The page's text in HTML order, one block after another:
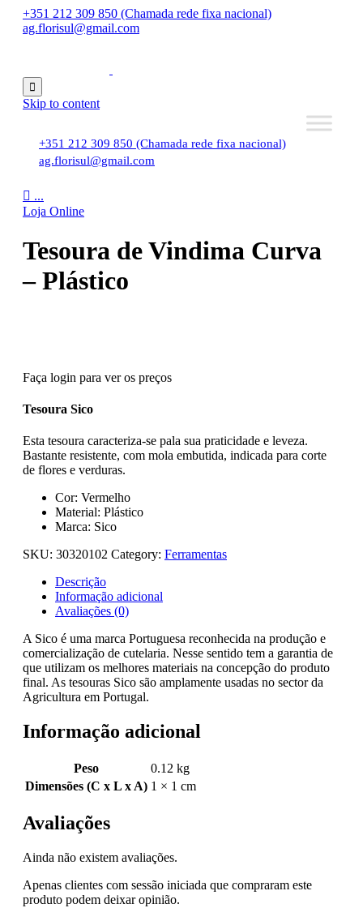
+351 212 309 850 (Chamada rede fixa nacional)
ag.florisul@gmail.com

Skip to content
+351 212 309 850 (Chamada rede fixa nacional)
ag.florisul@gmail.com
 ...
Loja Online
Tesoura de Vindima Curva
– Plástico
Faça login para ver os preços
Tesoura Sico
Esta tesoura caracteriza-se pala sua praticidade e leveza.
Bastante resistente, com mola embutida, indicada para corte
de flores e verduras.
Cor: Vermelho
Material: Plástico
Marca: Sico
SKU: 30320102 Category: Ferramentas
Descrição
Informação adicional
Avaliações (0)
A Sico é uma marca Portuguesa reconhecida na produção e
comercialização de cutelaria. Nesse sentido tem a garantia de
que utilizam os melhores materiais na concepção do produto
final. As tesouras Sico são amplamente usadas no sector da
Agricultura em Portugal.
Informação adicional
Peso
0.12 kg
Dimensões (C x L x A) 1 × 1 cm
Avaliações
Ainda não existem avaliações.
Apenas clientes com sessão iniciada que compraram este
produto podem deixar opinião.